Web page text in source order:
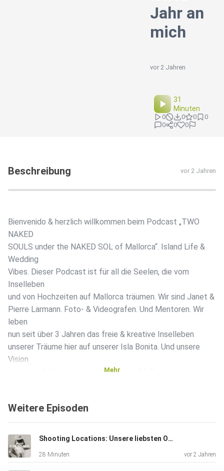
Jahr an
mich
vor 2 Jahren
31
Minuten
0 0 0
0
0
0 0
Beschreibung vor 2 Jahren
Bienvenido & herzlich willkommen beim Podcast „TWO
NAKED
SOULS under the NAKED SOL of Mallorca“. Island Life &
Wedding
Vibes. Dieser Podcast ist für all die Seelen, die vom
Inselleben
und von Hochzeiten auf Mallorca träumen. Wir sind Janet &
Pierre Larmann. Foto- & Videografen. Und Mentoren. Wir
leben
nun seit über 3 Jahren das freie & kreative Inselleben
unserer Träume hier auf unserer Isla Bonita. Und unsere
Vision
ist es, auch dich zu inspirieren, deinen Mallorcatraum war
Und ich freu mich so sehr auf die zweite Folge im neuen
Jahr mit
dem Thema: "2024 under the naked Sol of Mallorca: Meine
Mehr
Weitere Episoden
Shooting Locations: Unsere liebsten Orte für Photo Shootings auf Mallorca
28 Minuten vor 2 Jahren